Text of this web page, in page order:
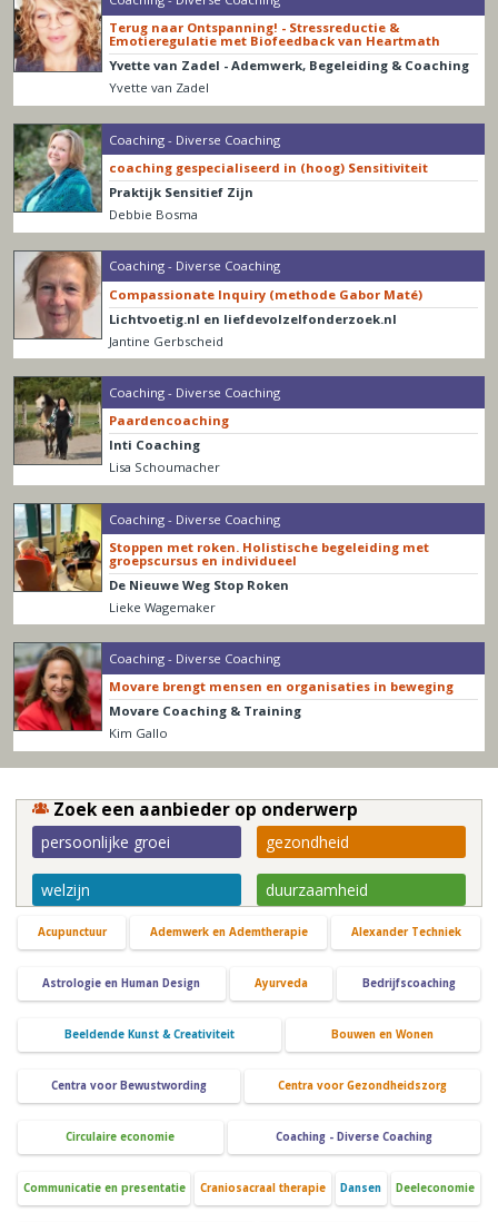
Terug naar Ontspanning! - Stressreductie &
Emotieregulatie met Biofeedback van Heartmath
Yvette van Zadel - Ademwerk, Begeleiding & Coaching
Yvette van Zadel
Coaching - Diverse Coaching
coaching gespecialiseerd in (hoog) Sensitiviteit
Praktijk Sensitief Zijn
Debbie Bosma
Coaching - Diverse Coaching
Compassionate Inquiry (methode Gabor Maté)
Lichtvoetig.nl en liefdevolzelfonderzoek.nl
Jantine Gerbscheid
Coaching - Diverse Coaching
Paardencoaching
Inti Coaching
Lisa Schoumacher
Coaching - Diverse Coaching
Stoppen met roken. Holistische begeleiding met
groepscursus en individueel
De Nieuwe Weg Stop Roken
Lieke Wagemaker
Coaching - Diverse Coaching
Movare brengt mensen en organisaties in beweging
Movare Coaching & Training
Kim Gallo
Zoek een aanbieder op onderwerp
persoonlijke groei gezondheid
welzijn duurzaamheid
Acupunctuur Ademwerk en Ademtherapie Alexander Techniek
Astrologie en Human Design Ayurveda Bedrijfscoaching
Beeldende Kunst & Creativiteit Bouwen en Wonen
Centra voor Bewustwording Centra voor Gezondheidszorg
Circulaire economie Coaching - Diverse Coaching
Communicatie en presentatie Craniosacraal therapie Dansen Deeleconomie